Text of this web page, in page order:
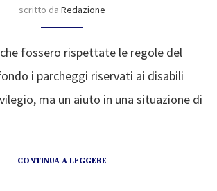
scritto da Redazione
fossero rispettate le regole del
i parcheggi riservati ai disabili
ma un aiuto in una situazione di
CONTINUA A LEGGERE